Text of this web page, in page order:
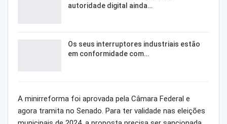
autoridade digital ainda…
Os seus interruptores industriais estão
em conformidade com…
A minirreforma foi aprovada pela Câmara Federal e
agora tramita no Senado. Para ter validade nas eleições